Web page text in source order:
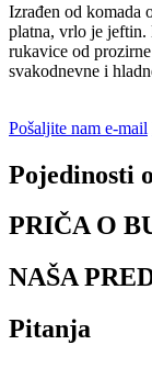
Izrađen od komada
platna, vrlo je jeftin.
rukavice od
svakodnevne i
Pošaljite nam e-mail
Pojedinosti
PRIČA O
NAŠA
Pitanja